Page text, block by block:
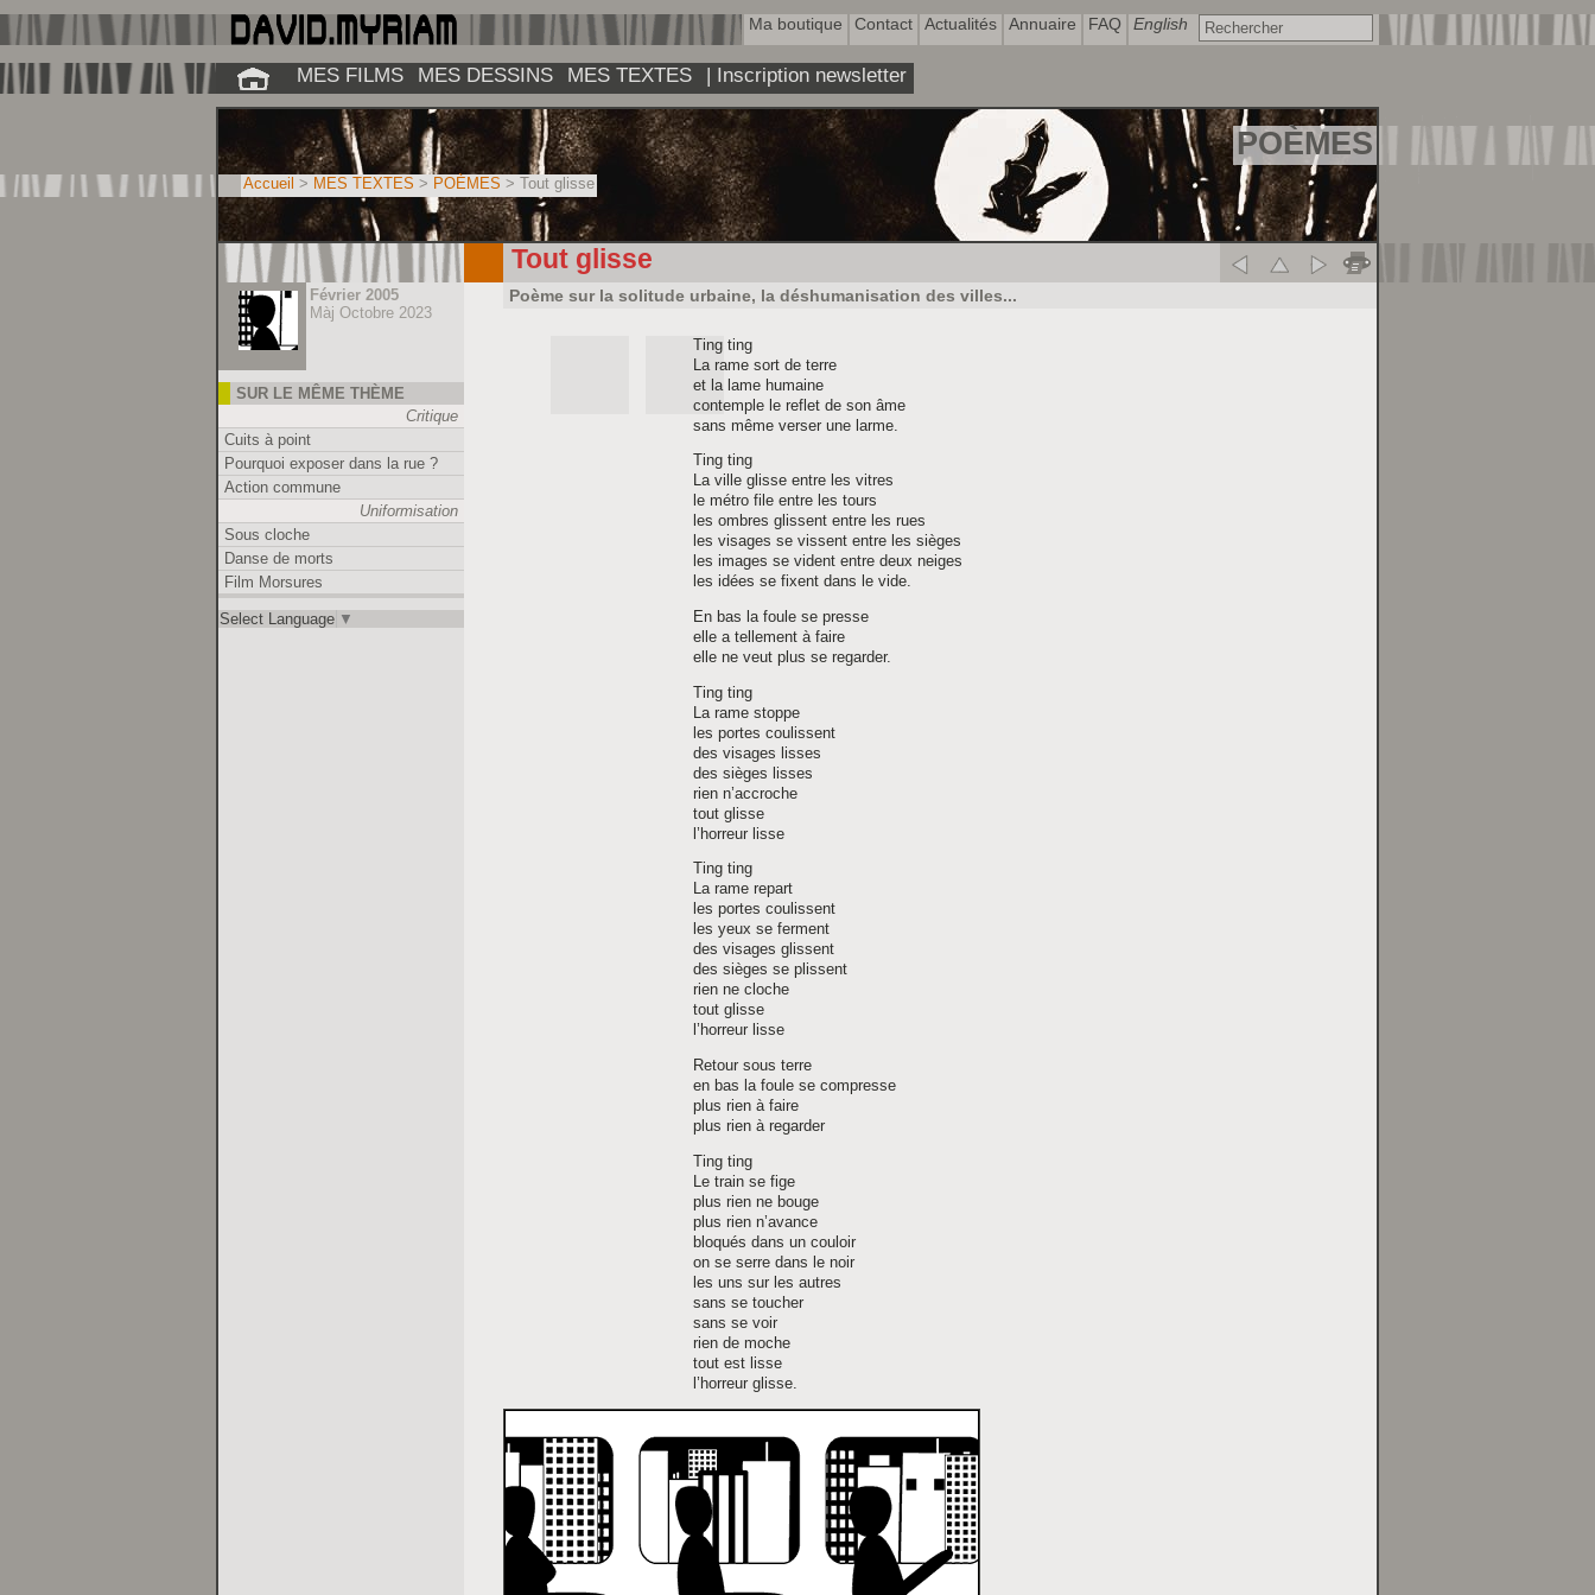
Février 2005
Màj Octobre 2023
SUR LE MÊME THÈME
Critique
Cuits à point
Pourquoi exposer dans la rue ?
Action commune
Uniformisation
Sous cloche
Danse de morts
Film Morsures
Select Language ▼
Tout glisse
Poème sur la solitude urbaine, la déshumanisation des villes...
Ting ting
La rame sort de terre
et la lame humaine
contemple le reflet de son âme
sans même verser une larme.
Ting ting
La ville glisse entre les vitres
le métro file entre les tours
les ombres glissent entre les rues
les visages se vissent entre les sièges
les images se vident entre deux neiges
les idées se fixent dans le vide.
En bas la foule se presse
elle a tellement à faire
elle ne veut plus se regarder.
Ting ting
La rame stoppe
les portes coulissent
des visages lisses
des sièges lisses
rien n’accroche
tout glisse
l’horreur lisse
Ting ting
La rame repart
les portes coulissent
les yeux se ferment
des visages glissent
des sièges se plissent
rien ne cloche
tout glisse
l’horreur lisse
Retour sous terre
en bas la foule se compresse
plus rien à faire
plus rien à regarder
Ting ting
Le train se fige
plus rien ne bouge
plus rien n’avance
bloqués dans un couloir
on se serre dans le noir
les uns sur les autres
sans se toucher
sans se voir
rien de moche
tout est lisse
l’horreur glisse.
POÈMES
Accueil > MES TEXTES > POÈMES > Tout glisse
Ma boutique Contact Actualités Annuaire FAQ English
MES FILMS MES DESSINS MES TEXTES | Inscription newsletter